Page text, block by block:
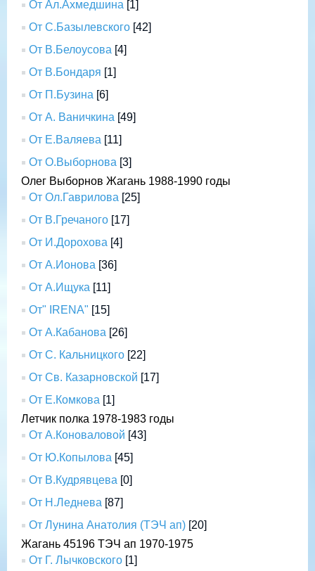
От Ал.Ахмедшина [1]
От С.Базылевского [42]
От В.Белоусова [4]
От В.Бондаря [1]
От П.Бузина [6]
От А. Ваничкина [49]
От Е.Валяева [11]
От О.Выборнова [3]
Олег Выборнов Жагань 1988-1990 годы
От Ол.Гаврилова [25]
От В.Гречаного [17]
От И.Дорохова [4]
От А.Ионова [36]
От А.Ищука [11]
От" IRENA" [15]
От А.Кабанова [26]
От С. Кальницкого [22]
От Св. Казарновской [17]
От Е.Комкова [1]
Летчик полка 1978-1983 годы
От А.Коноваловой [43]
От Ю.Копылова [45]
От В.Кудрявцева [0]
От Н.Леднева [87]
От Лунина Анатолия (ТЭЧ ап) [20]
Жагань 45196 ТЭЧ ап 1970-1975
От Г. Лычковского [1]